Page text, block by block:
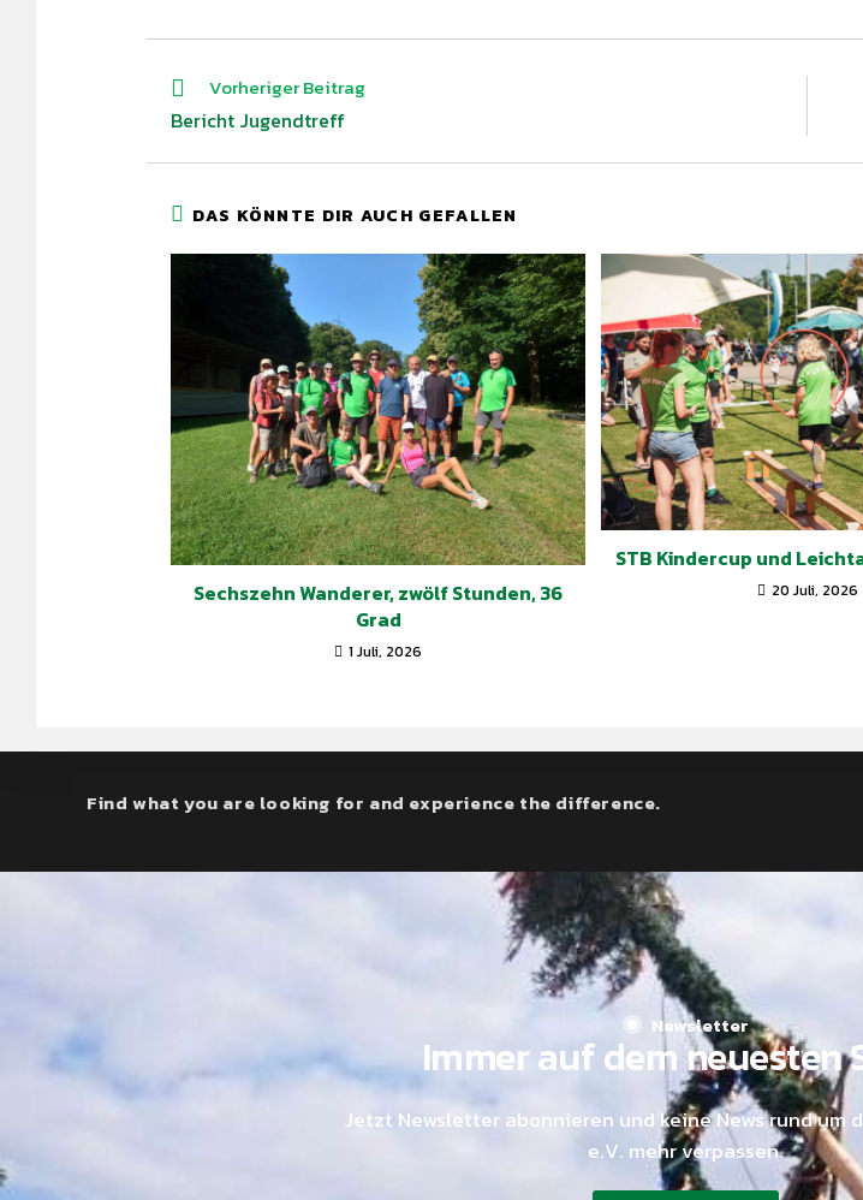
Vorheriger Beitrag
Bericht Jugendtreff
DAS KÖNNTE DIR AUCH GEFALLEN
Sechszehn Wanderer, zwölf Stunden, 36
Grad
1 Juli, 2026
STB Kindercup und
20 Juli, 2026
Find what you are looking for and experience the difference.
Newsletter
Immer auf dem neuesten
Jetzt Newsletter abonnieren und keine News rund um
e.V. mehr verpassen.